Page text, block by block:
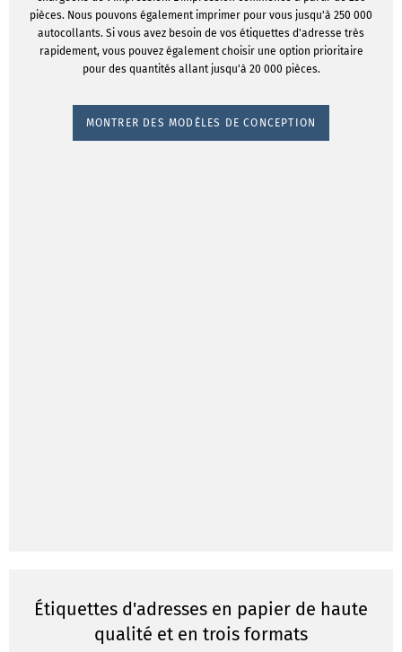
pièces. Nous pouvons également imprimer pour vous jusqu'à 250 000
autocollants. Si vous avez besoin de vos étiquettes d'adresse très
rapidement, vous pouvez également choisir une option prioritaire
pour des quantités allant jusqu'à 20 000 pièces.
MONTRER DES MODÈLES DE CONCEPTION
Étiquettes d'adresses en papier de haute
qualité et en trois formats